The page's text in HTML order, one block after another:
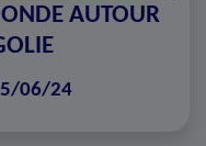
AUTOUR
06/24